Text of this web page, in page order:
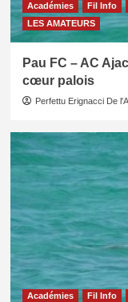
Académies Fil Info
LES AMATEURS
Pau FC – AC
cœur palois
Perfettu Erignacci De
Académies Fil Info